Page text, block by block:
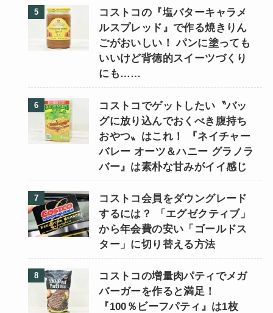
コストコの『塩バターキャラメ
ルスプレッド』で作る焼きりん
ごがおいしい！ パンに塗っても
いいけど背徳的スイーツづくり
にも……
コストコでゲットしたい〝バッ
グに放り込んでおくべき腹持ち
おやつ〟はこれ！ 『ネイチャー
バレー オーツ＆ハニー グラノラ
バー』は素朴な甘みがイイ感じ
コストコ会員をダウングレード
するには？ 「エグゼクティブ」
から年会費の安い「ゴールドス
ター」に切り替える方法
コストコの増量肉パティでメガ
バーガーを作ると満足！
『100％ビーフパティ』は1枚